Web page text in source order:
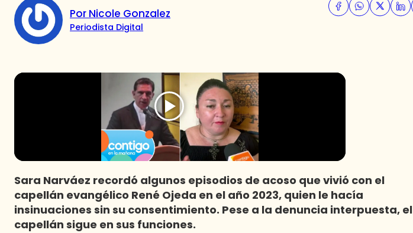
Por Nicole Gonzalez
Periodista Digital
Sara Narváez recordó algunos episodios de acoso que vivió con el
capellán evangélico René Ojeda en el año 2023, quien le hacía
insinuaciones sin su consentimiento. Pese a la denuncia interpuesta, el
capellán sigue en sus funciones.